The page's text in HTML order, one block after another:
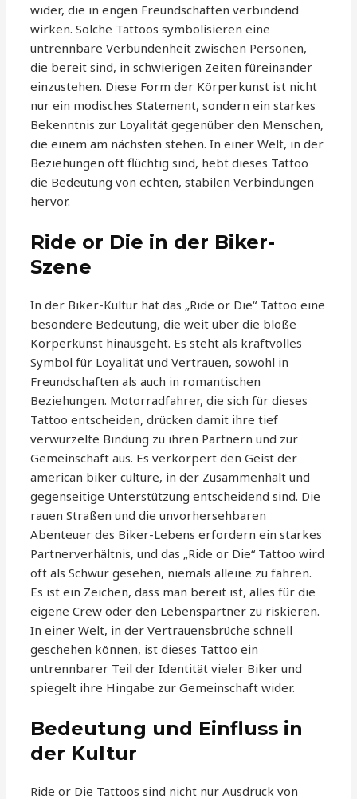
wider, die in engen Freundschaften verbindend
wirken. Solche Tattoos symbolisieren eine
untrennbare Verbundenheit zwischen Personen,
die bereit sind, in schwierigen Zeiten füreinander
einzustehen. Diese Form der Körperkunst ist nicht
nur ein modisches Statement, sondern ein starkes
Bekenntnis zur Loyalität gegenüber den Menschen,
die einem am nächsten stehen. In einer Welt, in der
Beziehungen oft flüchtig sind, hebt dieses Tattoo
die Bedeutung von echten, stabilen Verbindungen
hervor.
Ride or Die in der Biker-
Szene
In der Biker-Kultur hat das „Ride or Die“ Tattoo eine
besondere Bedeutung, die weit über die bloße
Körperkunst hinausgeht. Es steht als kraftvolles
Symbol für Loyalität und Vertrauen, sowohl in
Freundschaften als auch in romantischen
Beziehungen. Motorradfahrer, die sich für dieses
Tattoo entscheiden, drücken damit ihre tief
verwurzelte Bindung zu ihren Partnern und zur
Gemeinschaft aus. Es verkörpert den Geist der
american biker culture, in der Zusammenhalt und
gegenseitige Unterstützung entscheidend sind. Die
rauen Straßen und die unvorhersehbaren
Abenteuer des Biker-Lebens erfordern ein starkes
Partnerverhältnis, und das „Ride or Die“ Tattoo wird
oft als Schwur gesehen, niemals alleine zu fahren.
Es ist ein Zeichen, dass man bereit ist, alles für die
eigene Crew oder den Lebenspartner zu riskieren.
In einer Welt, in der Vertrauensbrüche schnell
geschehen können, ist dieses Tattoo ein
untrennbarer Teil der Identität vieler Biker und
spiegelt ihre Hingabe zur Gemeinschaft wider.
Bedeutung und Einfluss in
der Kultur
Ride or Die Tattoos sind nicht nur Ausdruck von